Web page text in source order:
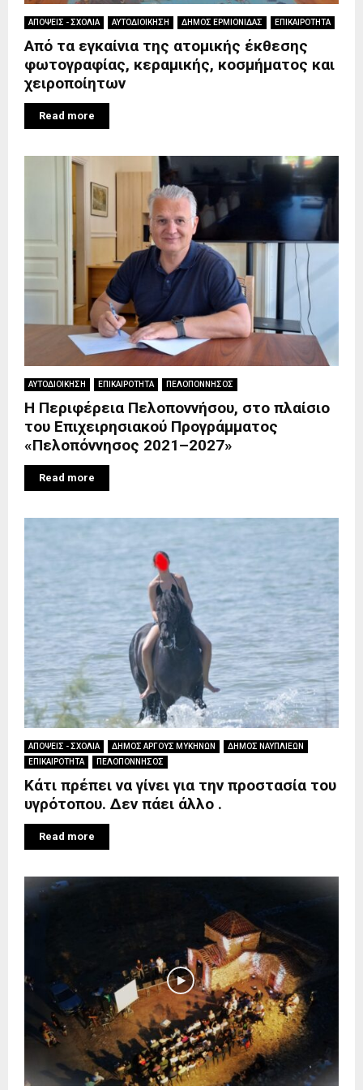
ΑΠΟΨΕΙΣ - ΣΧΟΛΙΑ ΑΥΤΟΔΙΟΙΚΗΣΗ ΔΗΜΟΣ ΕΡΜΙΟΝΙΔΑΣ ΕΠΙΚΑΙΡΟΤΗΤΑ
Από τα εγκαίνια της ατομικής έκθεσης
φωτογραφίας, κεραμικής, κοσμήματος και
χειροποίητων
Read more
ΑΥΤΟΔΙΟΙΚΗΣΗ ΕΠΙΚΑΙΡΟΤΗΤΑ ΠΕΛΟΠΟΝΝΗΣΟΣ
Η Περιφέρεια Πελοποννήσου, στο πλαίσιο
του Επιχειρησιακού Προγράμματος
«Πελοπόννησος 2021–2027»
Read more
ΑΠΟΨΕΙΣ - ΣΧΟΛΙΑ ΔΗΜΟΣ ΑΡΓΟΥΣ ΜΥΚΗΝΩΝ
ΔΗΜΟΣ ΝΑΥΠΛΙΕΩΝ
ΕΠΙΚΑΙΡΟΤΗΤΑ
ΠΕΛΟΠΟΝΝΗΣΟΣ
Κάτι πρέπει να γίνει για την προστασία του
υγρότοπου. Δεν πάει άλλο .
Read more